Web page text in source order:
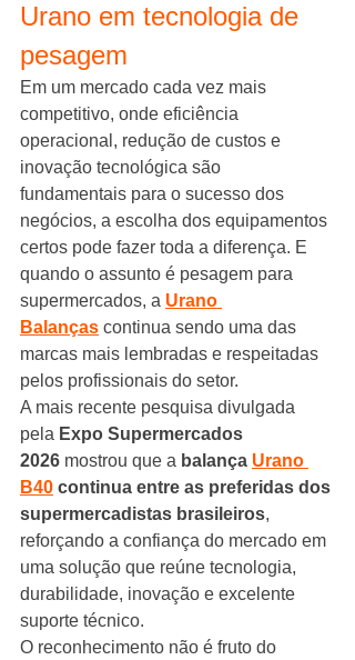
Urano em tecnologia de
pesagem
Em um mercado cada vez mais
competitivo, onde eficiência
operacional, redução de custos e
inovação tecnológica são
fundamentais para o sucesso dos
negócios, a escolha dos equipamentos
certos pode fazer toda a diferença. E
quando o assunto é pesagem para
supermercados, a Urano
Balanças continua sendo uma das
marcas mais lembradas e respeitadas
pelos profissionais do setor.
A mais recente pesquisa divulgada
pela Expo Supermercados
2026 mostrou que a balança Urano
B40 continua entre as preferidas dos
supermercadistas brasileiros,
reforçando a confiança do mercado em
uma solução que reúne tecnologia,
durabilidade, inovação e excelente
suporte técnico.
O reconhecimento não é fruto do